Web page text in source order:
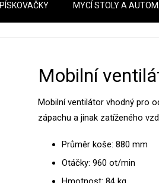
PÍSKOVAČKY MYCÍ STOLY A
Mobilní
Mobilní ventilátor vhodný pro
zápachu a jinak zatíženého
Průměr koše: 880 mm
Otáčky: 960 ot/min